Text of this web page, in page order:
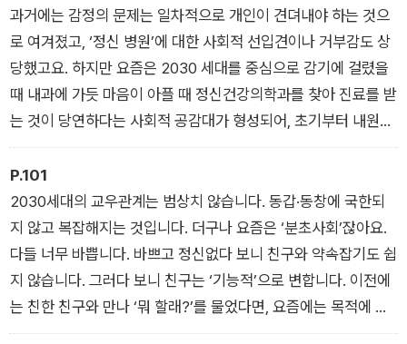
면을 가꾸는 ‘인사이드 아웃(Inside-out)’ 뷰티가 새로운 트렌드
로 떠오르는 등 다방면의 자기관리를 통해 총체적인 뷰티를 추구
하는 움직임이 확산되고 있고요.
30대에 접어들면서는 건강이 뷰티를 포함한다고 인식하는 사람
이 늘어납니다. 뷰티를 건강의 일부로 보고, 외형보다 건강함을
중요하게 여기기도 합니다. 흥미로운 점은 이들 또한 한때는 자기
관리의 최종적인 목표가 외형을 가꾸는 데 있다고 여겼다는 점입
니다. 시간이 흐르면서 저마다의 이유로 건강을 더 중시하는 자기
관리 가치관을 갖게 되면서, 이제는 건강해야 외적인 아름다움도
자연스럽게 드러난다고 믿게 된 것이죠.
단순한 외형 변화가 아니라 자신의 몸에 대한 전반적인 인식 변
화, 활용 메커니즘이 달라지고 있습니다. ‘여자라서 약하다’는 기
존의 관념을 뛰어넘어 스스로 증명하는 자기효능감을 느끼는 수
단으로서 몸은 직관적이고 확실한 증거인 셈입니다. 이를 증명하
듯 최근 미디어에서 보여지는 운동하는 여성의 양상은 과거와는
다릅니다. 최대한 마른 몸을 유지하기 위한 고독한 달리기는 페이
스를 늘리고 서로를 응원하면서 함께 하는 러닝크루로 변모했고
요. 크로스핏이나 픗살처럼 거칠고 강도도 높아 남자들의 운동으
로 인식되던 영역에도 여성들의 참여가 높아지고 있습니다.
과거에는 감정의 문제는 일차적으로 개인이 견뎌내야 하는 것으
로 여겨졌고, ‘정신 병원’에 대한 사회적 선입견이나 거부감도 상
당했고요. 하지만 요즘은 2030 세대를 중심으로 감기에 걸렸을
때 내과에 가듯 마음이 아플 때 정신건강의학과를 찾아 진료를 받
는 것이 당연하다는 사회적 공감대가 형성되어, 초기부터 내원하
는 사람들이 눈에 띄게 늘고 있습니다. 심각한 증상이 없어도 미
리 관리하는 차원에서 방문하는 것도 어색하지 않고요. 이제 마음
의 문제는 숨기거나 참기보다 ‘해결해야 할 문제’입니다.
실제로 보건의료 빅데이터 개방시스템의 자료에 따르면 국내 정
신건강의학과 의원 수가 가파르게 증가하며, 2024년 1분기 1,60
0개소를 넘어섰습니다. 5년 전과 비교했을 때 상담센터를 찾는 2
030세대의 내담자 수도 50% 이상 크게 늘었고요. 설문조사에
서도 이러한 경향이 눈에 띄게 드러납니다. “다음 중 어떤 상황에
P.101
2030세대의 교우관계는 범상치 않습니다. 동갑·동창에 국한되
지 않고 복잡해지는 것입니다. 더구나 요즘은 ‘분초사회’잖아요.
다들 너무 바쁩니다. 바쁘고 정신없다 보니 친구와 약속잡기도 쉽
지 않습니다. 그러다 보니 친구는 ‘기능적’으로 변합니다. 이전에
는 친한 친구와 만나 ‘뭐 할래?’를 물었다면, 요즘에는 목적에 따
라 만날 친구를 바꿉니다. 도서관에서 공부하는 친구, 수업 같이